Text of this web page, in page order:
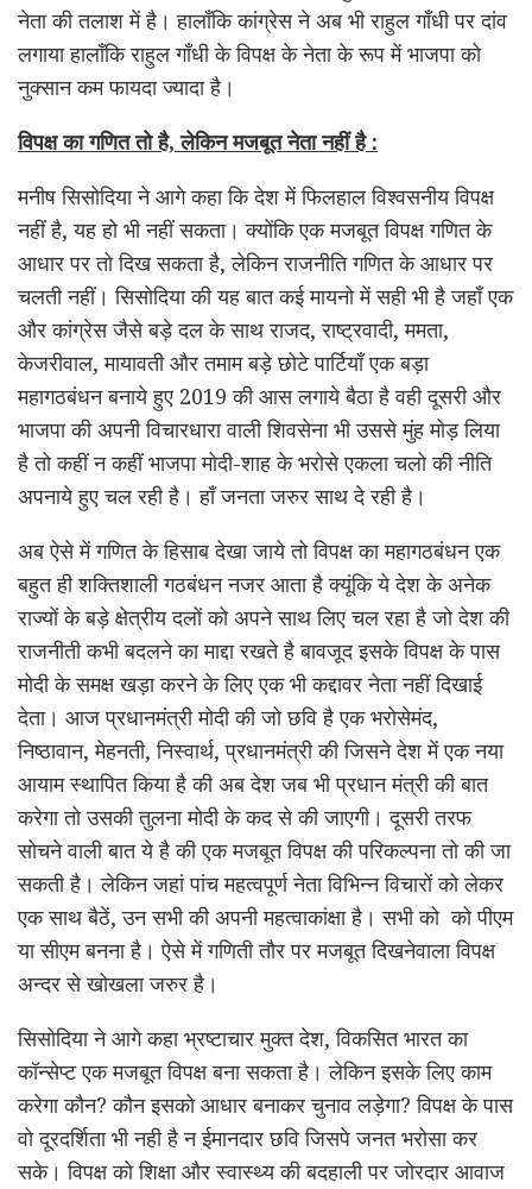
नेता की तलाश में है। हालाँकि कांग्रेस ने अब भी राहुल गाँधी पर दांव
लगाया हालाँकि राहुल गाँधी के विपक्ष के नेता के रूप में भाजपा को
नुक्सान कम फायदा ज्यादा है।
विपक्ष का गणित तो है,लेकिन मजबूत नेता नहीं है :
मनीष सिसोदिया ने आगे कहा कि देश में फिलहाल विश्वसनीय विपक्ष
नहीं है, यह हो भी नहीं सकता। क्योंकि एक मजबूत विपक्ष गणित के
आधार पर तो दिख सकता है, लेकिन राजनीति गणित के आधार पर
चलती नहीं। सिसोदिया की यह बात कई मायनो में सही भी है जहाँ एक
और कांग्रेस जैसे बड़े दल के साथ राजद, राष्ट्रवादी, ममता,
केजरीवाल, मायावती और तमाम बड़े छोटे पार्टियाँ एक बड़ा
महागठबंधन बनाये हुए 2019 की आस लगाये बैठा है वही दूसरी और
भाजपा की अपनी विचारधारा वाली शिवसेना भी उससे मुंह मोड़ लिया
है तो कहीं न कहीं भाजपा मोदी-शाह के भरोसे एकला चलो की नीति
अपनाये हुए चल रही है। हाँ जनता जरुर साथ दे रही है।
अब ऐसे में गणित के हिसाब देखा जाये तो विपक्ष का महागठबंधन एक
बहुत ही शक्तिशाली गठबंधन नजर आता है क्यूंकि ये देश के अनेक
राज्यों के बड़े क्षेत्रीय दलों को अपने साथ लिए चल रहा है जो देश की
राजनीती कभी बदलने का माद्दा रखते है बावजूद इसके विपक्ष के पास
मोदी के समक्ष खड़ा करने के लिए एक भी कद्दावर नेता नहीं दिखाई
देता। आज प्रधानमंत्री मोदी की जो छवि है एक भरोसेमंद,
निष्ठावान, मेहनती, निस्वार्थ, प्रधानमंत्री की जिसने देश में एक नया
आयाम स्थापित किया है की अब देश जब भी प्रधान मंत्री की बात
करेगा तो उसकी तुलना मोदी के कद से की जाएगी। दूसरी तरफ
सोचने वाली बात ये है की एक मजबूत विपक्ष की परिकल्पना तो की जा
सकती है। लेकिन जहां पांच महत्वपूर्ण नेता विभिन्न विचारों को लेकर
एक साथ बैठें, उन सभी की अपनी महत्वाकांक्षा है। सभी को को पीएम
या सीएम बनना है। ऐसे में गणिती तौर पर मजबूत दिखनेवाला विपक्ष
अन्दर से खोखला जरुर है।
सिसोदिया ने आगे कहा भ्रष्टाचार मुक्त देश, विकसित भारत का
कॉन्सेप्ट एक मजबूत विपक्ष बना सकता है। लेकिन इसके लिए काम
करेगा कौन? कौन इसको आधार बनाकर चुनाव लड़ेगा? विपक्ष के पास
वो दूरदर्शिता भी नही है न ईमानदार छवि जिसपे जनत भरोसा कर
सके। विपक्ष को शिक्षा और स्वास्थ्य की बदहाली पर जोरदार आवाज